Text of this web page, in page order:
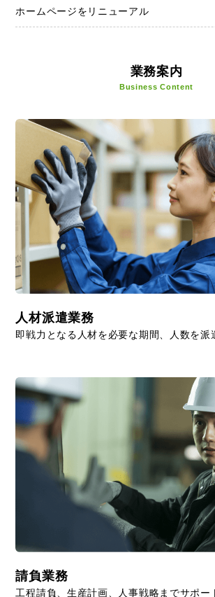
ホームページをリニューアル
業務案内
Business Content
人材派遣業務
即戦力となる人材を必要な期間、人数を派
請負業務
工程請負、生産計画、人事戦略までサポー